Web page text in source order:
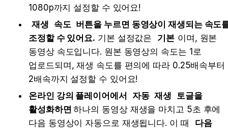
1080p까지 설정할 수 있어요!
재생 속도 버튼을 누르면 동영상이 재생되는 속도
조정할 수 있어요. 기본 설정값은 기본 이며, 원본
동영상 속도입니다. 원본 동영상의 속도는 1로
업로드되며, 재생 속도를 편의에 따라 0.25배속부터
2배속까지 설정할 수 있어요!
온라인 강의 플레이어에서
자동 재생 토글을
활성화하면 하나의 동영상 재생을 마치고 5초 후에
다음 동영상이 자동으로 재생됩니다. 이 때
다음